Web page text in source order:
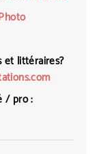
et littéraires?
/ pro :